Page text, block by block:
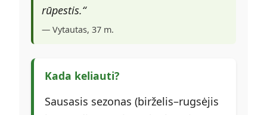
rūpestis.“
— Vytautas, 37 m.
Kada keliauti?
Sausasis sezonas (birželis–rugsėjis